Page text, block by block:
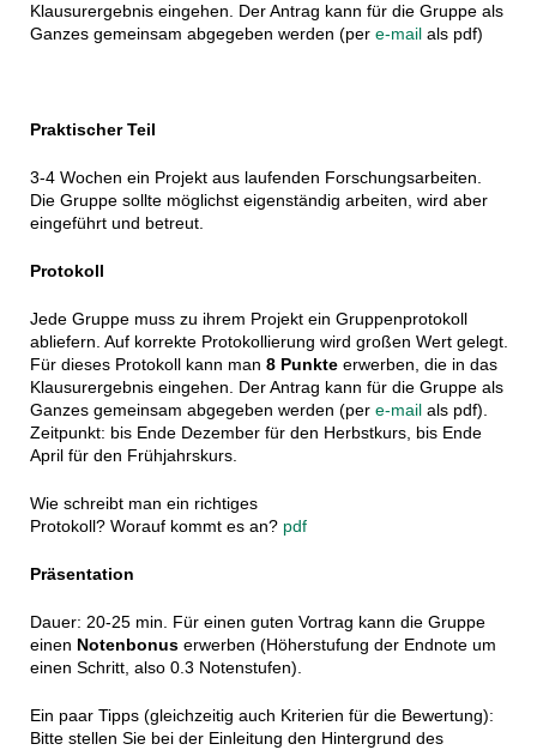
Klausurergebnis eingehen. Der Antrag kann für die Gruppe als
Ganzes gemeinsam abgegeben werden (per e-mailals pdf)
Praktischer Teil
3-4 Wochen ein Projekt aus laufenden Forschungsarbeiten.
Die Gruppe sollte möglichst eigenständig arbeiten, wird aber
eingeführt und betreut.
Protokoll
Jede Gruppe muss zu ihrem Projekt ein Gruppenprotokoll
abliefern. Auf korrekte Protokollierung wird großen Wert gelegt.
Für dieses Protokoll kann man 8 Punkte erwerben, die in das
Klausurergebnis eingehen. Der Antrag kann für die Gruppe als
Ganzes gemeinsam abgegeben werden (per e-mailals pdf).
Zeitpunkt: bis Ende Dezember für den Herbstkurs, bis Ende
April für den Frühjahrskurs.
Wie schreibt man ein richtiges
Protokoll? Worauf kommt es an?pdf
Präsentation
Dauer: 20-25 min. Für einen guten Vortrag kann die Gruppe
einen Notenbonuserwerben (Höherstufung der Endnote um
einen Schritt, also 0.3 Notenstufen).
Ein paar Tipps (gleichzeitig auch Kriterien für die Bewertung):
Bitte stellen Sie bei der Einleitung den Hintergrund des